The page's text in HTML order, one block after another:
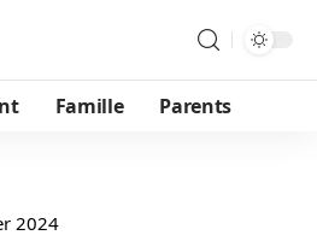
Famille Parents
2024